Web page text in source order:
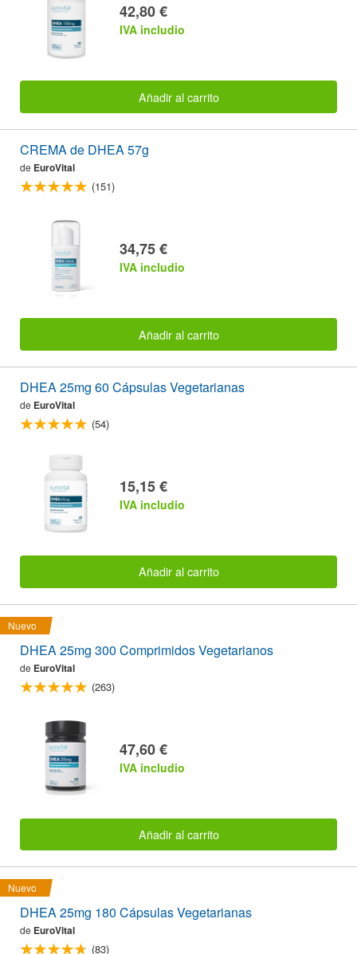
42,80 €
IVA includio
Añadir al carrito
CREMA de DHEA 57g
de EuroVital
(151)
34,75 €
IVA includio
Añadir al carrito
DHEA 25mg 60 Cápsulas Vegetarianas
de EuroVital
(54)
15,15 €
IVA includio
Añadir al carrito
Nuevo
DHEA 25mg 300 Comprimidos Vegetarianos
de EuroVital
(263)
47,60 €
IVA includio
Añadir al carrito
Nuevo
DHEA 25mg 180 Cápsulas Vegetarianas
de EuroVital
(83)